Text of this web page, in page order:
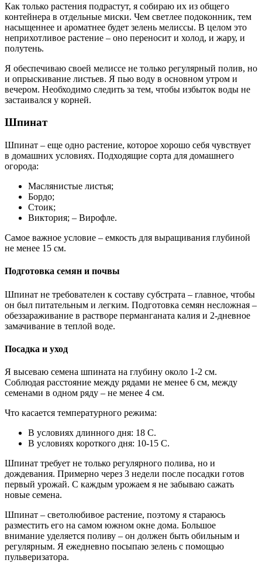
Как только растения подрастут, я собираю их из общего
контейнера в отдельные миски. Чем светлее подоконник, тем
насыщеннее и ароматнее будет зелень мелиссы. В целом это
неприхотливое растение – оно переносит и холод, и жару, и
полутень.
Я обеспечиваю своей мелиссе не только регулярный полив, но
и опрыскивание листьев. Я пью воду в основном утром и
вечером. Необходимо следить за тем, чтобы избыток воды не
застаивался у корней.
Шпинат
Шпинат – еще одно растение, которое хорошо себя чувствует
в домашних условиях. Подходящие сорта для домашнего
огорода:
Маслянистые листья;
Бордо;
Стоик;
Виктория; – Вирофле.
Самое важное условие – емкость для выращивания глубиной
не менее 15 см.
Подготовка семян и почвы
Шпинат не требователен к составу субстрата – главное, чтобы
он был питательным и легким. Подготовка семян несложная –
обеззараживание в растворе перманганата калия и 2-дневное
замачивание в теплой воде.
Посадка и уход
Я высеваю семена шпината на глубину около 1-2 см.
Соблюдая расстояние между рядами не менее 6 см, между
семенами в одном ряду – не менее 4 см.
Что касается температурного режима:
В условиях длинного дня: 18 C.
В условиях короткого дня: 10-15 C.
Шпинат требует не только регулярного полива, но и
дождевания. Примерно через 3 недели после посадки готов
первый урожай. С каждым урожаем я не забываю сажать
новые семена.
Шпинат – светолюбивое растение, поэтому я стараюсь
разместить его на самом южном окне дома. Большое
внимание уделяется поливу – он должен быть обильным и
регулярным. Я ежедневно посыпаю зелень с помощью
пульверизатора.